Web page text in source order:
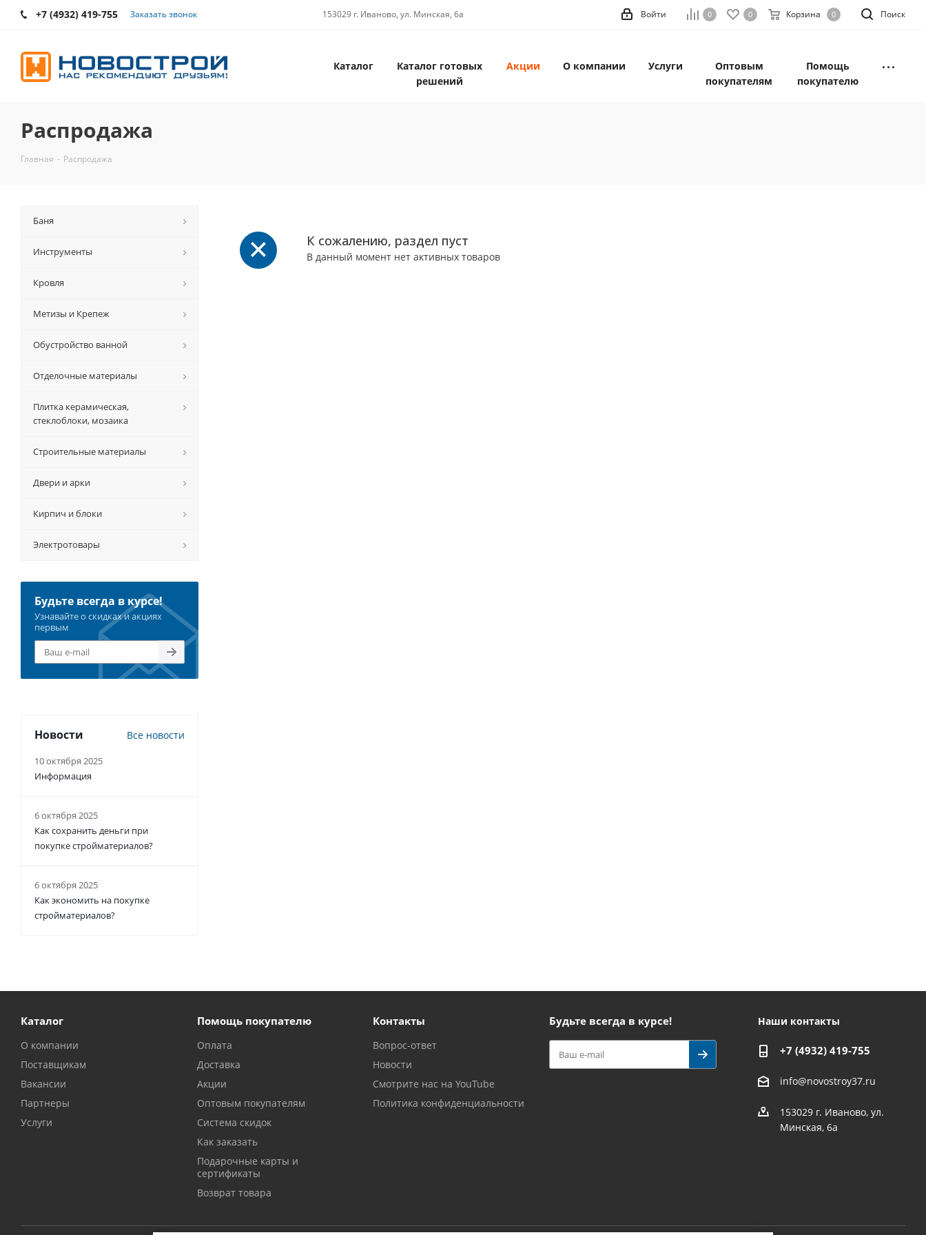
+7 (4932) 419-755 Заказать звонок 153029 г. Иваново, ул. Минская, 6а Поиск
0 0 Корзина 0
Войти
Каталог
Каталог готовых
решений
Акции О компании Услуги
Оптовым
покупателям
Помощь
покупателю
Распродажа
Главная - Распродажа
К сожалению, раздел пуст
В данный момент нет активных товаров
Баня
Инструменты
Кровля
Метизы и Крепеж
Обустройство ванной
Отделочные материалы
Плитка керамическая,
стеклоблоки, мозаика
Строительные материалы
Двери и арки
Кирпич и блоки
Электротовары
Будьте всегда в курсе!
Узнавайте о скидках и акциях
первым
Новости Все новости
10 октября 2025
Информация
6 октября 2025
Как сохранить деньги при
покупке стройматериалов?
6 октября 2025
Как экономить на покупке
стройматериалов?
Каталог
О компании
Поставщикам
Вакансии
Партнеры
Услуги
Помощь покупателю
Оплата
Доставка
Акции
Оптовым покупателям
Система скидок
Как заказать
Подарочные карты и
сертификаты
Возврат товара
Контакты
Вопрос-ответ
Новости
Смотрите нас на YouTube
Политика конфиденциальности
Будьте всегда в курсе! Наши контакты
+7 (4932) 419-755
info@novostroy37.ru
153029 г. Иваново, ул.
Минская, 6а